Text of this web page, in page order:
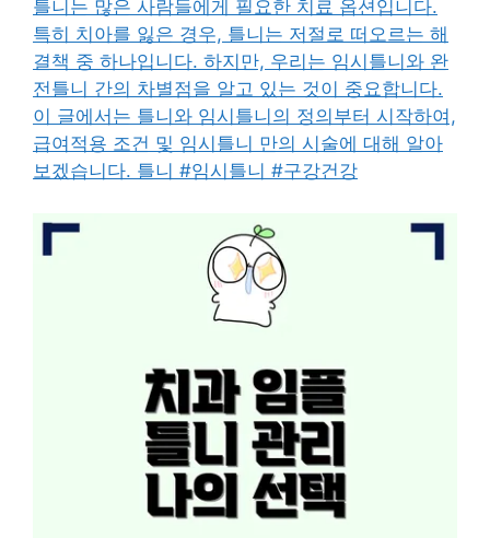
틀니는 많은 사람들에게 필요한 치료 옵션입니다.
특히 치아를 잃은 경우, 틀니는 저절로 떠오르는 해
결책 중 하나입니다. 하지만, 우리는 임시틀니와 완
전틀니 간의 차별점을 알고 있는 것이 중요합니다.
이 글에서는 틀니와 임시틀니의 정의부터 시작하여,
급여적용 조건 및 임시틀니 만의 시술에 대해 알아
보겠습니다. 틀니 #임시틀니 #구강건강